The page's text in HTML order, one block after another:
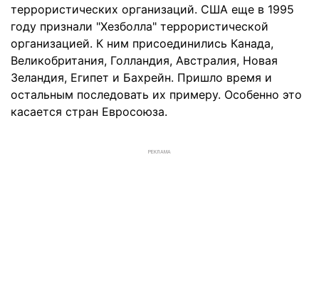
террористических организаций. США еще в 1995
году признали "Хезболла" террористической
организацией. К ним присоединились Канада,
Великобритания, Голландия, Австралия, Новая
Зеландия, Египет и Бахрейн. Пришло время и
остальным последовать их примеру. Особенно это
касается стран Евросоюза.
РЕКЛАМА